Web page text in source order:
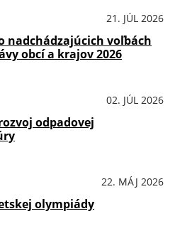
21. JÚL 2026
nadchádzajúcich voľbách
obcí a krajov 2026
02. JÚL 2026
odpadovej
22. MÁJ 2026
olympiády